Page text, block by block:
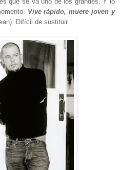
Vive rápido, muere joven y
Difícil de sustituir.